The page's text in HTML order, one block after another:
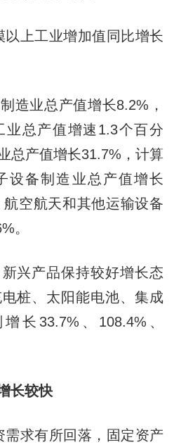
上工业增加值同比增长
业总产值增长8.2%，
业总产值增速1.3个百分
总产值增长31.7%，计算
设备制造业总产值增长
空航天和其他运输设备
。
产品保持较好增长态
桩、太阳能电池、集成
长33.7%、108.4%、
长较快
求有所回落，固定资产